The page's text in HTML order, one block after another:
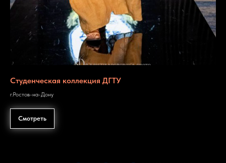
Студенческая коллекция ДГТУ
г.Ростов-на-Дону
Смотреть